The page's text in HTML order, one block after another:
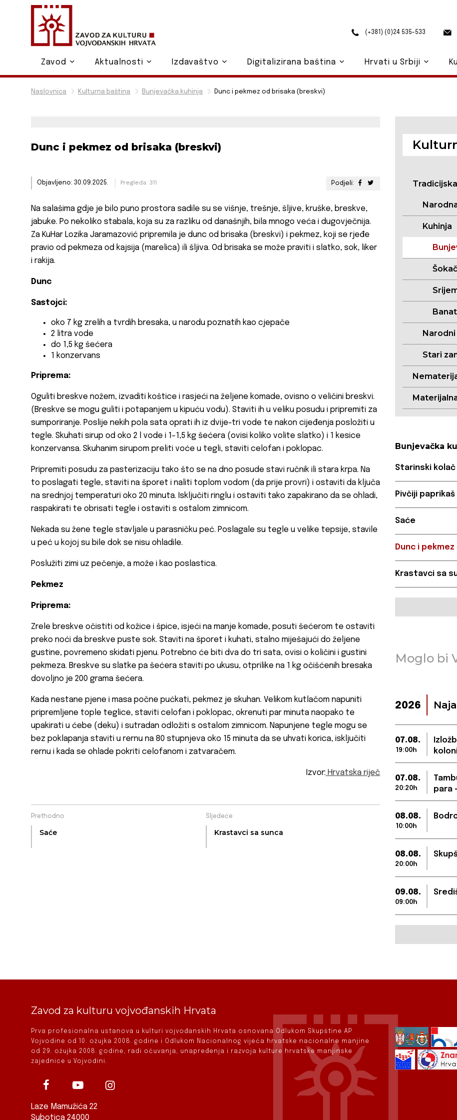
Naslovnica Kulturna baština Bunjevačka kuhinja Dunc i pekmez od brisaka (breskvi)
Dunc i pekmez od brisaka (breskvi)
Podjeli:
Objavljeno: 30.09.2025. Pregleda: 311
Na salašima gdje je bilo puno prostora sadile su se višnje, trešnje, šljive, kruške, breskve,
jabuke. Po nekoliko stabala, koja su za razliku od današnjih, bila mnogo veća i dugovječnija.
Za KuHar Lozika Jaramazović pripremila je dunc od brisaka (breskvi) i pekmez, koji se rjeđe
pravio od pekmeza od kajsija (marelica) ili šljiva. Od brisaka se može praviti i slatko, sok, liker
i rakija.
Dunc
Sastojci:
oko 7 kg zrelih a tvrdih bresaka, u narodu poznatih kao cjepače
2 litra vode
do 1,5 kg šećera
1 konzervans
Priprema:
Oguliti breskve nožem, izvaditi koštice i rasjeći na željene komade, ovisno o veličini breskvi.
(Breskve se mogu guliti i potapanjem u kipuću vodu). Staviti ih u veliku posudu i pripremiti za
sumporiranje. Poslije nekih pola sata oprati ih iz dvije-tri vode te nakon cijeđenja posložiti u
tegle. Skuhati sirup od oko 2 l vode i 1-1,5 kg šećera (ovisi koliko volite slatko) i 1 kesice
konzervansa. Skuhanim sirupom preliti voće u tegli, staviti celofan i poklopac.
Pripremiti posudu za pasterizaciju tako što se na dno posude stavi ručnik ili stara krpa. Na
to poslagati tegle, staviti na šporet i naliti toplom vodom (da prije provri) i ostaviti da ključa
na srednjoj temperaturi oko 20 minuta. Isključiti ringlu i ostaviti tako zapakirano da se ohladi,
raspakirati te obrisati tegle i ostaviti s ostalom zimnicom.
Nekada su žene tegle stavljale u parasničku peć. Poslagale su tegle u velike tepsije, stavile
u peć u kojoj su bile dok se nisu ohladile.
Poslužiti zimi uz pečenje, a može i kao poslastica.
Pekmez
Priprema:
Zrele breskve očistiti od kožice i špice, isjeći na manje komade, posuti šećerom te ostaviti
preko noći da breskve puste sok. Staviti na šporet i kuhati, stalno miješajući do željene
gustine, povremeno skidati pjenu. Potrebno će biti dva do tri sata, ovisi o količini i gustini
pekmeza. Breskve su slatke pa šećera staviti po ukusu, otprilike na 1 kg očišćenih bresaka
dovoljno je 200 grama šećera.
Kada nestane pjene i masa počne pućkati, pekmez je skuhan. Velikom kutlačom napuniti
pripremljene tople teglice, staviti celofan i poklopac, okrenuti par minuta naopako te
upakirati u ćebe (deku) i sutradan odložiti s ostalom zimnicom. Napunjene tegle mogu se
bez poklapanja staviti u rernu na 80 stupnjeva oko 15 minuta da se uhvati korica, isključiti
rernu i kada se ohlade pokriti celofanom i zatvaračem.
Izvor: Hrvatska riječ
Prethodno
Saće
Sljedeće
Krastavci sa sunca
Kuhinja
Stari
Bunjevačka
Starinski
Pivčiji paprikaš
Saće
Dunc i
Krastavci sa
Moglo bi
2026
07.08.
19:00h
07.08.
20:20h
para
08.08.
10:00h
08.08.
20:00h
09.08.
09:00h
Zavod za kulturu vojvođanskih Hrvata
Prva profesionalna ustanova u kulturi vojvođanskih Hrvata osnovana Odlukom Skupštine AP
Vojvodine od 10. ožujka 2008. godine i Odlukom Nacionalnog vijeća hrvatske nacionalne manjine
od 29. ožujka 2008. godine, radi očuvanja, unapređenja i razvoja kulture hrvatske manjinske
zajednice u Vojvodini.
Laze Mamužića 22
Subotica 24000
(+381) (0)24 535-533
Zavod Aktualnosti Izdavaštvo Digitalizirana baština Hrvati u Srbiji